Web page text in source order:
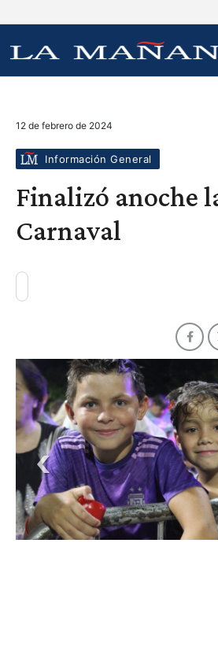
12 de febrero de 2024
Información General
Finalizó anoche
Carnaval